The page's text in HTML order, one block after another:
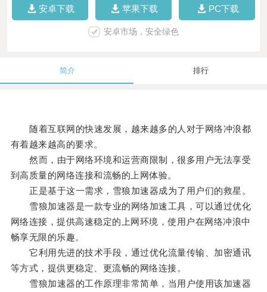
安卓下载 苹果下载 PC下载
安卓市场，安全绿色
简介 排行
随着互联网的快速发展，越来越多的人对于网络冲浪都
有着越来越高的要求。
然而，由于网络环境和运营商限制，很多用户无法享受
到高质量的网络连接和流畅的上网体验。
正是基于这一需求，雪狼加速器成为了用户们的救星。
雪狼加速器是一款专业的网络加速工具，可以通过优化
网络连接，提供高速稳定的上网环境，使用户在网络冲浪中
畅享无限的乐趣。
它利用先进的技术手段，通过优化流量传输、加密通讯
等方式，提供更稳定、更流畅的网络连接。
雪狼加速器的工作原理非常简单，当用户使用该加速器